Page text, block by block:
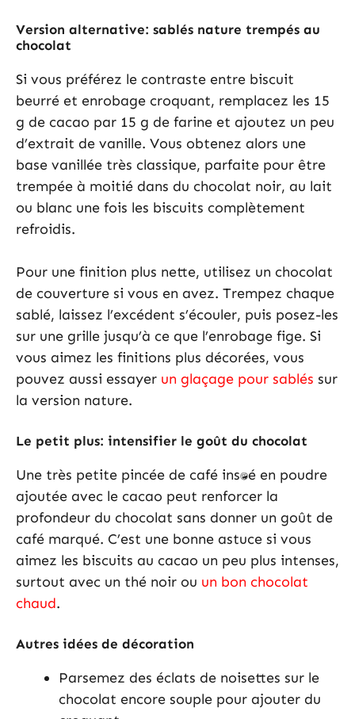
Version alternative: sablés nature trempés au
chocolat
Si vous préférez le contraste entre biscuit
beurré et enrobage croquant, remplacez les 15
g de cacao par 15 g de farine et ajoutez un peu
d’extrait de vanille. Vous obtenez alors une
base vanillée très classique, parfaite pour être
trempée à moitié dans du chocolat noir, au lait
ou blanc une fois les biscuits complètement
refroidis.
Pour une finition plus nette, utilisez un chocolat
de couverture si vous en avez. Trempez chaque
sablé, laissez l’excédent s’écouler, puis posez-les
sur une grille jusqu’à ce que l’enrobage fige. Si
vous aimez les finitions plus décorées, vous
pouvez aussi essayer un glaçage pour sablés sur
la version nature.
Le petit plus: intensifier le goût du chocolat
Une très petite pincée de café instantané en poudre
ajoutée avec le cacao peut renforcer la
profondeur du chocolat sans donner un goût de
café marqué. C’est une bonne astuce si vous
aimez les biscuits au cacao un peu plus intenses,
surtout avec un thé noir ou un bon chocolat
chaud.
Autres idées de décoration
Parsemez des éclats de noisettes sur le
chocolat encore souple pour ajouter du